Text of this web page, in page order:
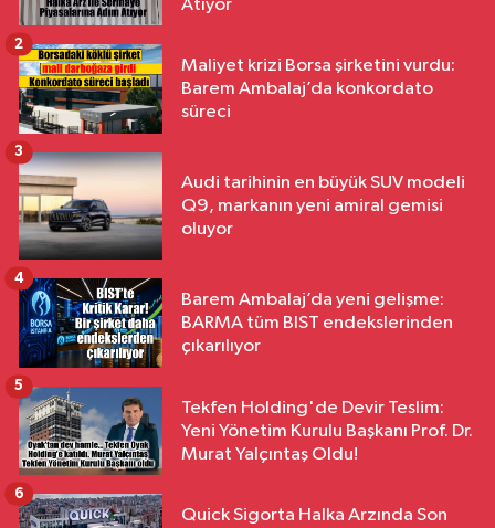
Atıyor
Maliyet krizi Borsa şirketini vurdu:
Barem Ambalaj’da konkordato
süreci
2
Audi tarihinin en büyük SUV modeli
Q9, markanın yeni amiral gemisi
oluyor
3
Barem Ambalaj’da yeni gelişme:
BARMA tüm BIST endekslerinden
çıkarılıyor
4
Tekfen Holding'de Devir Teslim:
Yeni Yönetim Kurulu Başkanı Prof. Dr.
Murat Yalçıntaş Oldu!
5
Quick Sigorta Halka Arzında Son
6